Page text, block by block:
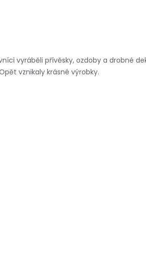
vyráběli přívěsky, ozdoby a drobné
vznikaly krásné výrobky.